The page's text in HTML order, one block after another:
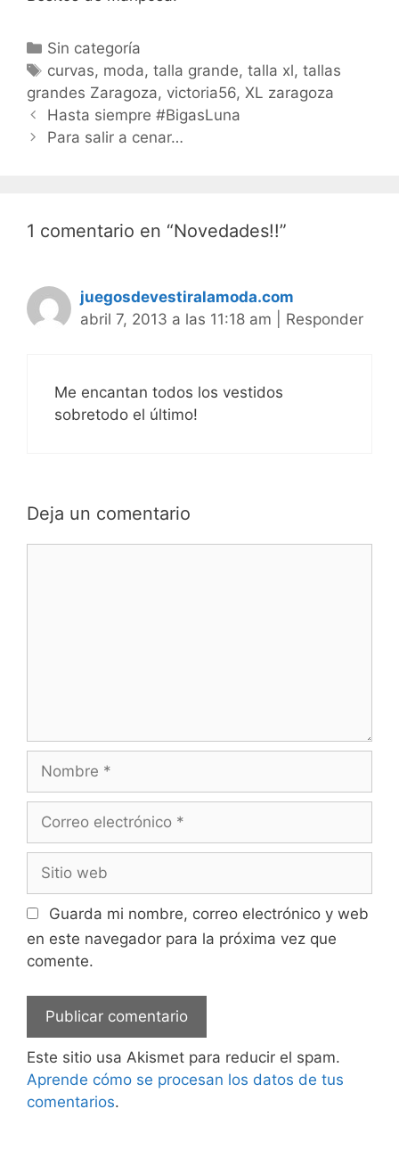
Categorías
Sin categoría
Etiquetas
curvas, moda,talla grande,talla xl,tallas
grandes Zaragoza, victoria56, XL zaragoza
Navegación
de
Hasta siempre #BigasLuna
Para salir a cenar…
1 comentario en “Novedades!!”
juegosdevestiralamoda.com
abril 7, 2013 a las 11:18 am
Responder
Me encantan todos los vestidos
sobretodo el último!
Deja un comentario
Nombre
Correo
Sitio
web
Guarda mi nombre, correo electrónico y web
en este navegador para la próxima vez que
comente.
Este sitio usa Akismet para reducir el spam.
Aprende cómo se procesan los datos de tus
comentarios.